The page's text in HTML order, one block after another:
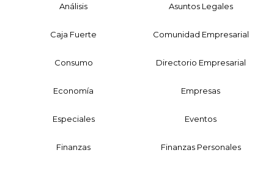
Análisis Asuntos Legales
Caja Fuerte Comunidad Empresarial
Consumo Directorio Empresarial
Economía Empresas
Especiales Eventos
Finanzas Finanzas Personales